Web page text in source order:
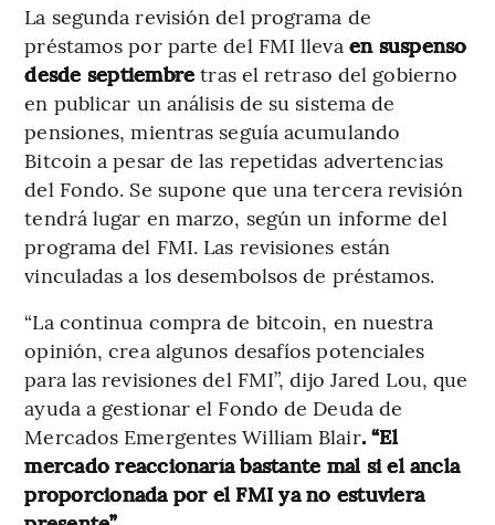
La segunda revisión del programa de
préstamos por parte del FMI lleva en suspenso
desde septiembre tras el retraso del gobierno
en publicar un análisis de su sistema de
pensiones, mientras seguía acumulando
Bitcoin a pesar de las repetidas advertencias
del Fondo. Se supone que una tercera revisión
tendrá lugar en marzo, según un informe del
programa del FMI. Las revisiones están
vinculadas a los desembolsos de préstamos.
“La continua compra de bitcoin, en nuestra
opinión, crea algunos desafíos potenciales
para las revisiones del FMI”, dijo Jared Lou, que
ayuda a gestionar el Fondo de Deuda de
Mercados Emergentes William Blair. “El
mercado reaccionaría bastante mal si el ancla
proporcionada por el FMI ya no estuviera